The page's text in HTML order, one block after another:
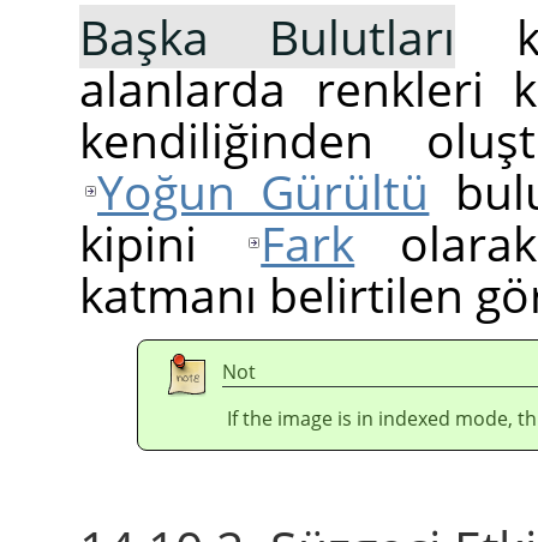
Başka Bulutları
alanlarda renkleri
kendiliğinden
Yoğun Gürültü
kipini
Fark
katmanı belirtilen
Not
If the image is in indexed mode,